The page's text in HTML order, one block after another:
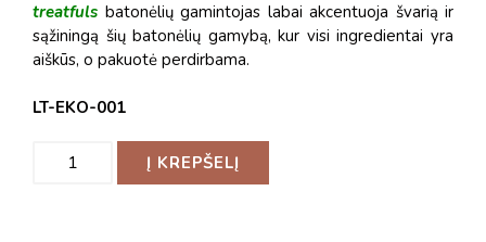
treatfuls batonėlių gamintojas labai akcentuoja švarią ir
sąžiningą šių batonėlių gamybą, kur visi ingredientai yra
aiškūs, o pakuotė perdirbama.
LT-EKO-001
Į KREPŠELĮ